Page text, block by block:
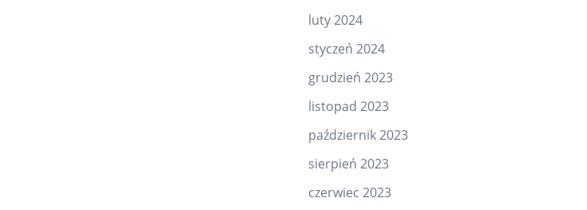
luty 2024
styczeń 2024
grudzień 2023
listopad 2023
październik 2023
sierpień 2023
czerwiec 2023